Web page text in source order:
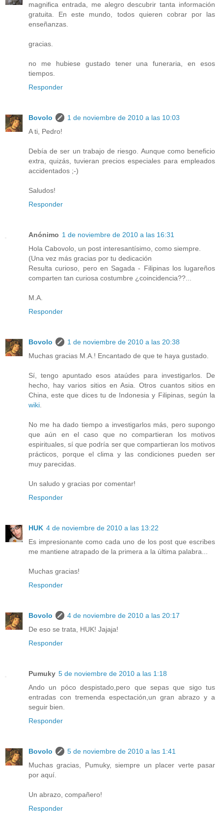
magnifica entrada, me alegro descubrir tanta información
gratuita. En este mundo, todos quieren cobrar por las
enseñanzas.
gracias.
no me hubiese gustado tener una funeraria, en esos
tiempos.
Responder
Bovolo
1 de noviembre de 2010 a las 10:03
A ti, Pedro!
Debía de ser un trabajo de riesgo. Aunque como beneficio
extra, quizás, tuvieran precios especiales para empleados
accidentados ;-)
Saludos!
Responder
Anónimo 1 de noviembre de 2010 a las 16:31
Hola Cabovolo, un post interesantísimo, como siempre.
(Una vez más gracias por tu dedicación
Resulta curioso, pero en Sagada - Filipinas los lugareños
comparten tan curiosa costumbre ¿coincidencia??...
M.A.
Responder
Bovolo
1 de noviembre de 2010 a las 20:38
Muchas gracias M.A.! Encantado de que te haya gustado.
Sí, tengo apuntado esos ataúdes para investigarlos. De
hecho, hay varios sitios en Asia. Otros cuantos sitios en
China, este que dices tu de Indonesia y Filipinas, según la
wiki
No me ha dado tiempo a investigarlos más, pero supongo
que aún en el caso que no compartieran los motivos
espirituales, sí que podría ser que compartieran los motivos
prácticos, porque el clima y las condiciones pueden ser
muy parecidas.
Un saludo y gracias por comentar!
Responder
HUK 4 de noviembre de 2010 a las 13:22
Es impresionante como cada uno de los post que escribes
me mantiene atrapado de la primera a la última palabra...
Muchas gracias!
Responder
Bovolo
4 de noviembre de 2010 a las 20:17
De eso se trata, HUK! Jajaja!
Responder
Pumuky 5 de noviembre de 2010 a las 1:18
Ando un póco despistado,pero que sepas que sigo tus
entradas con tremenda espectación,un gran abrazo y a
seguir bien.
Responder
Bovolo
5 de noviembre de 2010 a las 1:41
Muchas gracias, Pumuky, siempre un placer verte pasar
por aquí.
Un abrazo, compañero!
Responder